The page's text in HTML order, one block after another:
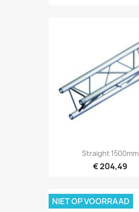
Snel bekijken
Straight 1500mm
€ 204,49
NIET OP VOORRAAD